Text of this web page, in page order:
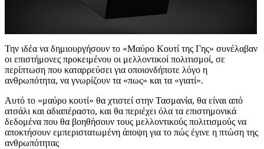
Την ιδέα να δημιουργήσουν το «Μαύρο Κουτί της Γης» συνέλαβαν
οι επιστήμονες προκειμένου οι μελλοντικοί πολιτισμοί, σε
περίπτωση που καταρρεύσει για οποιονδήποτε λόγο η
ανθρωπότητα, να γνωρίζουν τα «πως» και τα «γιατί».
Αυτό το «μαύρο κουτί» θα χτιστεί στην Τασμανία, θα είναι από
ατσάλι και αδιαπέραστο, και θα περιέχει όλα τα επιστημονικά
δεδομένα που θα βοηθήσουν τους μελλοντικούς πολιτισμούς να
αποκτήσουν εμπεριστατωμένη άποψη για το πώς έγινε η πτώση της
ανθρωπότητας